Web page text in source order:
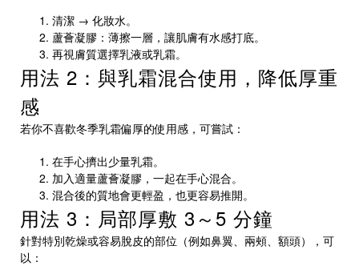
清潔 → 化妝水。
蘆薈凝膠：薄擦一層，讓肌膚有水感打底。
再視膚質選擇乳液或乳霜。
用法 2：與乳霜混合使用，降低厚重
感
若你不喜歡冬季乳霜偏厚的使用感，可嘗試：
在手心擠出少量乳霜。
加入適量蘆薈凝膠，一起在手心混合。
混合後的質地會更輕盈，也更容易推開。
用法 3：局部厚敷 3～5 分鐘
針對特別乾燥或容易脫皮的部位（例如鼻翼、兩頰、額頭），可
以：